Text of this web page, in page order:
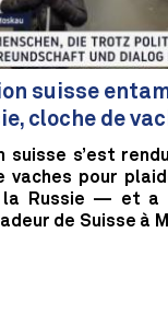
suisse
cloche de
suisse s’est
vaches pour
la Russie — et a
de Suisse à